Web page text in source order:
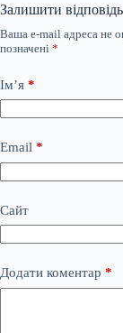
Залишити відповідь
Ваша e-mail адреса не
позначені *
Ім’я *
Email *
Сайт
Додати коментар *